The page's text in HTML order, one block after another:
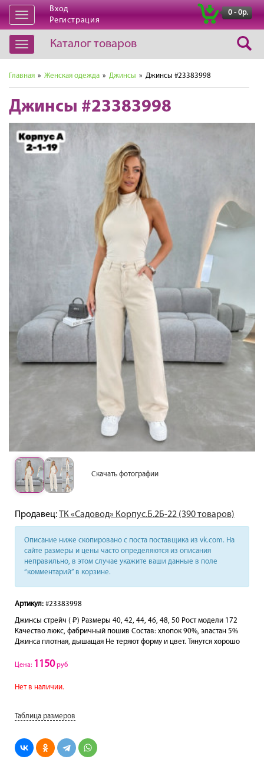
Открыть
навигацию
Вход
Регистрация
0 - 0р.
Открыть
навигацию
Каталог товаров
Главная » Женская одежда » Джинсы » Джинсы #23383998
Джинсы #23383998
Скачать фотографии
Продавец:ТК «Садовод» Корпус.Б.2Б-22 (390 товаров)
Описание ниже скопировано с поста поставщика из vk.com. На
сайте размеры и цены часто определяются из описания
неправильно, в этом случае укажите ваши данные в поле
“комментарий” в корзине.
Артикул: #23383998
Джинсы стрейч ( ₽) Размеры 40, 42, 44, 46, 48, 50 Рост модели 172
Качество люкс, фабричный пошив Состав: хлопок 90%, эластан 5%
Джинса плотная, дышащая Не теряют форму и цвет. Тянутся хорошо
Цена: 1150руб
Нет в наличии.
Таблица размеров